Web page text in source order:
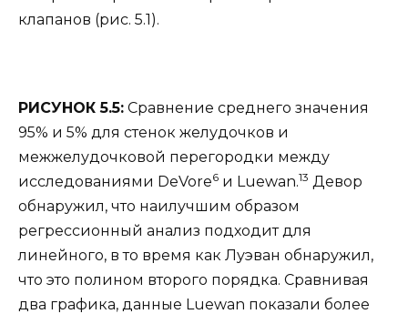
клапанов (рис. 5.1).
РИСУНОК 5.5: Сравнение среднего значения
95% и 5% для стенок желудочков и
межжелудочковой перегородки между
исследованиями DeVore6 и Luewan.13 Девор
обнаружил, что наилучшим образом
регрессионный анализ подходит для
линейного, в то время как Луэван обнаружил,
что это полином второго порядка. Сравнивая
два графика, данные Luewan показали более